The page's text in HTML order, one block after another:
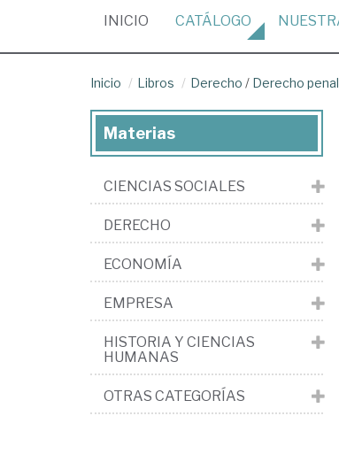
INICIO (CURRENT)
CATÁLOGO
Inicio Libros Derecho / Derecho penal
Materias
CIENCIAS SOCIALES
DERECHO
ECONOMÍA
EMPRESA
HISTORIA Y CIENCIAS
HUMANAS
OTRAS CATEGORÍAS